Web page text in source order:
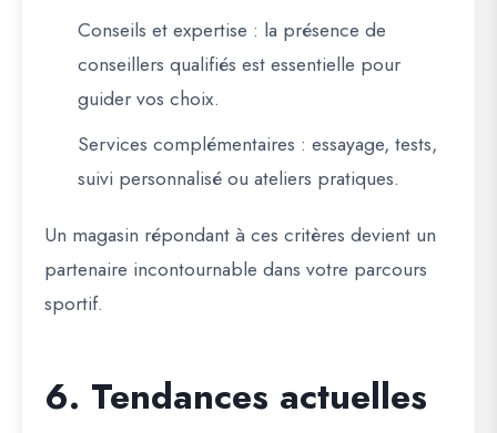
Conseils et expertise : la présence de
conseillers qualifiés est essentielle pour
guider vos choix.
Services complémentaires : essayage, tests,
suivi personnalisé ou ateliers pratiques.
Un magasin répondant à ces critères devient un
partenaire incontournable dans votre parcours
sportif.
6. Tendances actuelles